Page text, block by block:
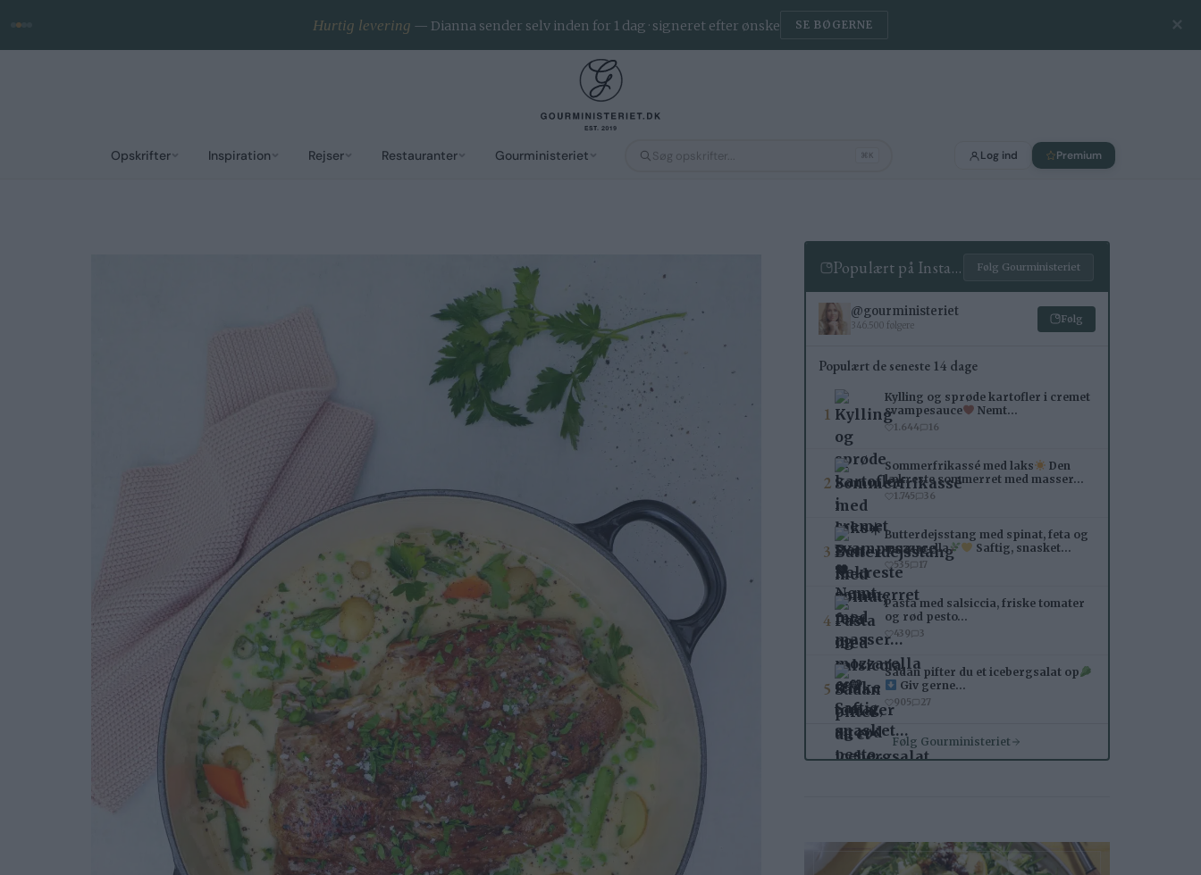
Opskrifter Inspiration Rejser Restauranter Gourministeriet ⌘K Log ind Premium
Hurtig levering — Dianna sender selv inden for 1 dag · signeret efter ønske SE BØGERNE ✕
Populært på Instagram Følg Gourministeriet
@gourministeriet
346.500 følgere
Følg
Populært de seneste 14 dage
1
Kylling og sprøde kartofler i cremet
svampesauce
Nemt…
1.644 16
2
Sommerfrikassé med laks
Den
lækreste sommerret med masser…
1.745 36
3
Butterdejsstang med spinat, feta og
mozzarella
Saftig, snasket…
535 17
4
Pasta med salsiccia, friske tomater
og rød pesto…
439 3
5
Sådan pifter du et icebergsalat op
Giv gerne…
905 27
Følg Gourministeriet